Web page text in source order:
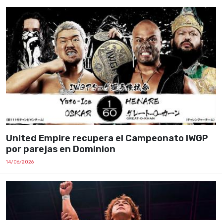
United Empire recupera el Campeonato IWGP
por parejas en Dominion
14/06/2026